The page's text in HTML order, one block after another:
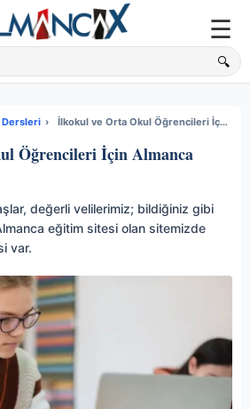
☰
🔍
Dersleri › İlkokul ve Orta Okul Öğrencileri İçin Almanca Dersleri
Öğrencileri İçin Almanca
değerli velilerimiz; bildiğiniz gibi
eğitim sitesi olan sitemizde
var.